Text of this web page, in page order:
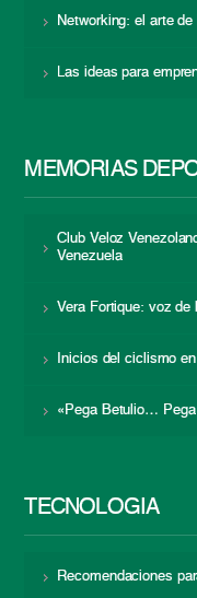
Networking: el arte de
Las ideas para
MEMORIAS
Club Veloz
Venezuela
Vera Fortique: voz de
Inicios del ciclismo
«Pega Betulio…
TECNOLOGÍA
Recomendaciones